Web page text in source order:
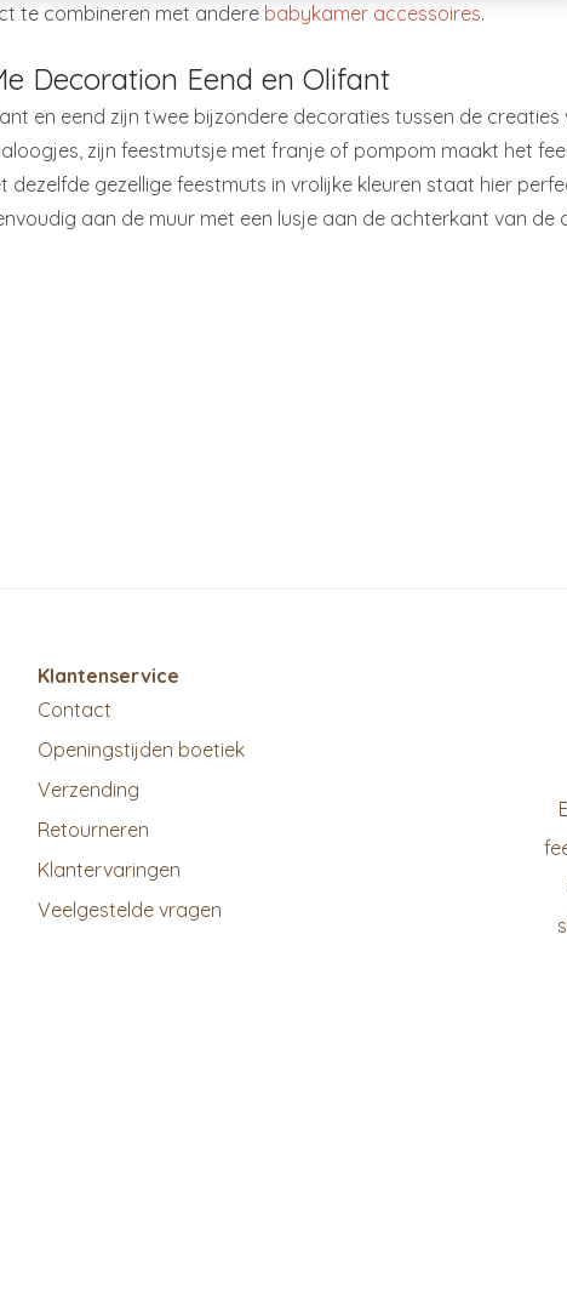
te combineren met andere babykamer accessoires.
Decoration Eend en Olifant
en eend zijn twee bijzondere decoraties tussen de
zijn feestmutsje met franje of pompom maakt het
dezelfde gezellige feestmuts in vrolijke kleuren staat hier
aan de muur met een lusje aan de achterkant van de
Klantenservice
Contact
Openingstijden boetiek
Verzending
Retourneren
Klantervaringen
Veelgestelde vragen